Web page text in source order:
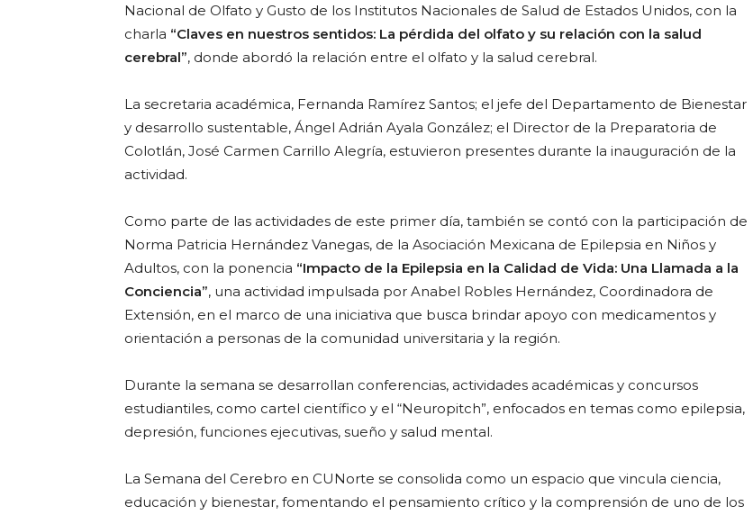
Nacional de Olfato y Gusto de los Institutos Nacionales de Salud de Estados Unidos, con la
charla “Claves en nuestros sentidos: La pérdida del olfato y su relación con la salud
cerebral”, donde abordó la relación entre el olfato y la salud cerebral.
La secretaria académica, Fernanda Ramírez Santos; el jefe del Departamento de Bienestar
y desarrollo sustentable, Ángel Adrián Ayala González; el Director de la Preparatoria de
Colotlán, José Carmen Carrillo Alegría, estuvieron presentes durante la inauguración de la
actividad.
Como parte de las actividades de este primer día, también se contó con la participación de
Norma Patricia Hernández Vanegas, de la Asociación Mexicana de Epilepsia en Niños y
Adultos, con la ponencia “Impacto de la Epilepsia en la Calidad de Vida: Una Llamada a la
Conciencia”, una actividad impulsada por Anabel Robles Hernández, Coordinadora de
Extensión, en el marco de una iniciativa que busca brindar apoyo con medicamentos y
orientación a personas de la comunidad universitaria y la región.
Durante la semana se desarrollan conferencias, actividades académicas y concursos
estudiantiles, como cartel científico y el “Neuropitch”, enfocados en temas como epilepsia,
depresión, funciones ejecutivas, sueño y salud mental.
La Semana del Cerebro en CUNorte se consolida como un espacio que vincula ciencia,
educación y bienestar, fomentando el pensamiento crítico y la comprensión de uno de los